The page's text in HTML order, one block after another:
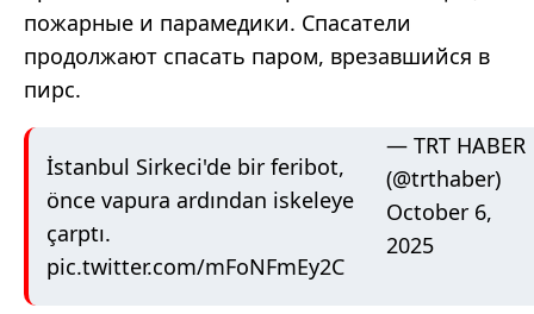
пожарные и парамедики. Спасатели
продолжают спасать паром, врезавшийся в
пирс.
İstanbul Sirkeci'de bir feribot,
önce vapura ardından iskeleye
çarptı.
pic.twitter.com/mFoNFmEy2C
— TRT HABER
(@trthaber)
October 6,
2025